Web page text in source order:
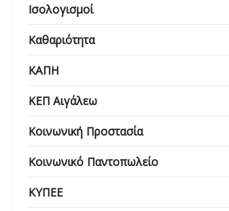
Ισολογισμοί
Καθαριότητα
ΚΑΠΗ
ΚΕΠ Αιγάλεω
Κοινωνική Προστασία
Κοινωνικό Παντοπωλείο
ΚΥΠΕΕ